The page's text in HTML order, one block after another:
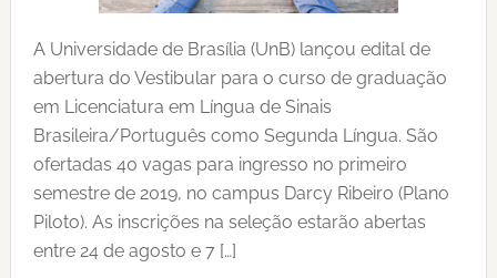
A Universidade de Brasília (UnB) lançou edital de
abertura do Vestibular para o curso de graduação
em Licenciatura em Língua de Sinais
Brasileira/Português como Segunda Língua. São
ofertadas 40 vagas para ingresso no primeiro
semestre de 2019, no campus Darcy Ribeiro (Plano
Piloto). As inscrições na seleção estarão abertas
entre 24 de agosto e 7 […]